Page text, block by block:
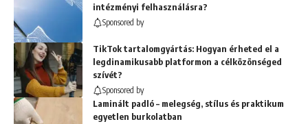
intézményi felhasználásra?
Sponsored by
TikTok tartalomgyártás: Hogyan érheted el a
legdinamikusabb platformon a célközönséged
szívét?
Sponsored by
Laminált padló – melegség, stílus és praktikum
egyetlen burkolatban